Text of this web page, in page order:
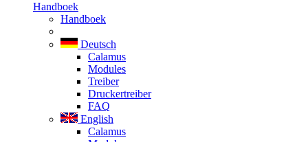
Handboek
Handboek
Deutsch
Calamus
Modules
Treiber
Druckertreiber
FAQ
English
Calamus